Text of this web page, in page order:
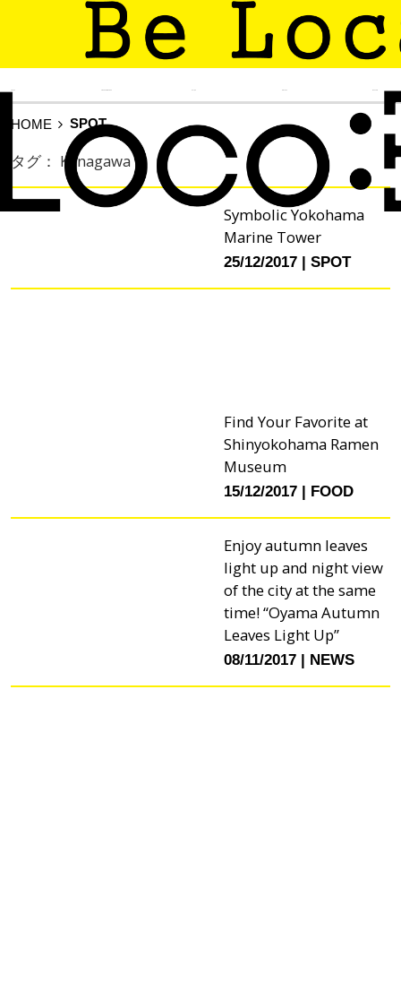
HOME SPOT
タグ： Kanagawa
Symbolic Yokohama
Marine Tower
25/12/2017 SPOT
Find Your Favorite at
Shinyokohama Ramen
Museum
15/12/2017 FOOD
Enjoy autumn leaves
light up and night view
of the city at the same
time! “Oyama Autumn
Leaves Light Up”
08/11/2017 NEWS